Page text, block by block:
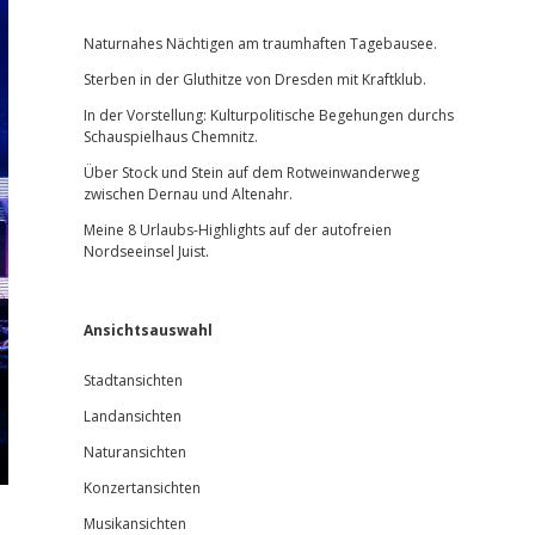
Naturnahes Nächtigen am traumhaften Tagebausee.
Sterben in der Gluthitze von Dresden mit Kraftklub.
In der Vorstellung: Kulturpolitische Begehungen durchs
Schauspielhaus Chemnitz.
Über Stock und Stein auf dem Rotweinwanderweg
zwischen Dernau und Altenahr.
Meine 8 Urlaubs-Highlights auf der autofreien
Nordseeinsel Juist.
Ansichtsauswahl
Stadtansichten
Landansichten
Naturansichten
Konzertansichten
Musikansichten